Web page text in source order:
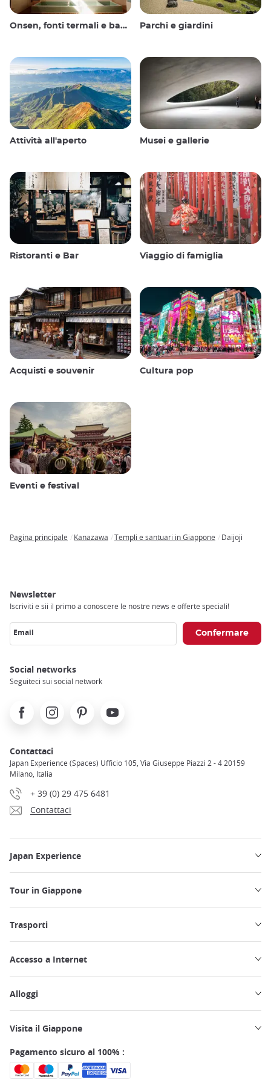
Onsen, fonti termali e bagni pubblici Parchi e giardini
Attività all'aperto Musei e gallerie
Ristoranti e Bar Viaggio di famiglia
Acquisti e souvenir Cultura pop
Eventi e festival
Pagina principale Kanazawa Templi e santuari in Giappone Daijoji
Newsletter
Iscriviti e sii il primo a conoscere le nostre news e offerte speciali!
Email
Social networks
Seguiteci sui social network
FacebookInstagramPinterest Youtube
Contattaci
Japan Experience (Spaces) Ufficio 105, Via Giuseppe Piazzi 2 - 4 20159
Milano, Italia
+ 39 (0) 29 475 6481
Contattaci
Japan Experience
Tour in Giappone
Trasporti
Accesso a Internet
Alloggi
Visita il Giappone
Pagamento sicuro al 100% :